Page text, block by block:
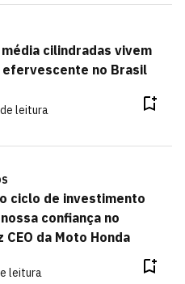
cilindradas vivem
no Brasil
leitura
ciclo de investimento
confiança no
CEO da Moto Honda
leitura